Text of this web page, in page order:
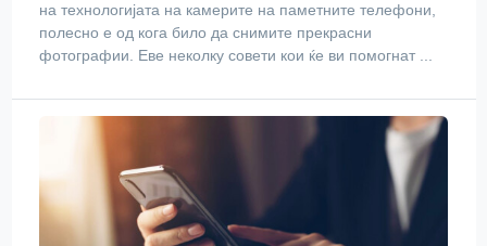
на технологијата на камерите на паметните телефони,
полесно е од кога било да снимите прекрасни
фотографии. Еве неколку совети кои ќе ви помогнат ...